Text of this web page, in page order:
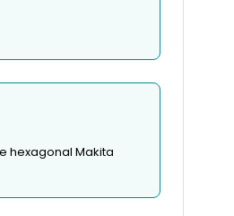
hexagonal Makita